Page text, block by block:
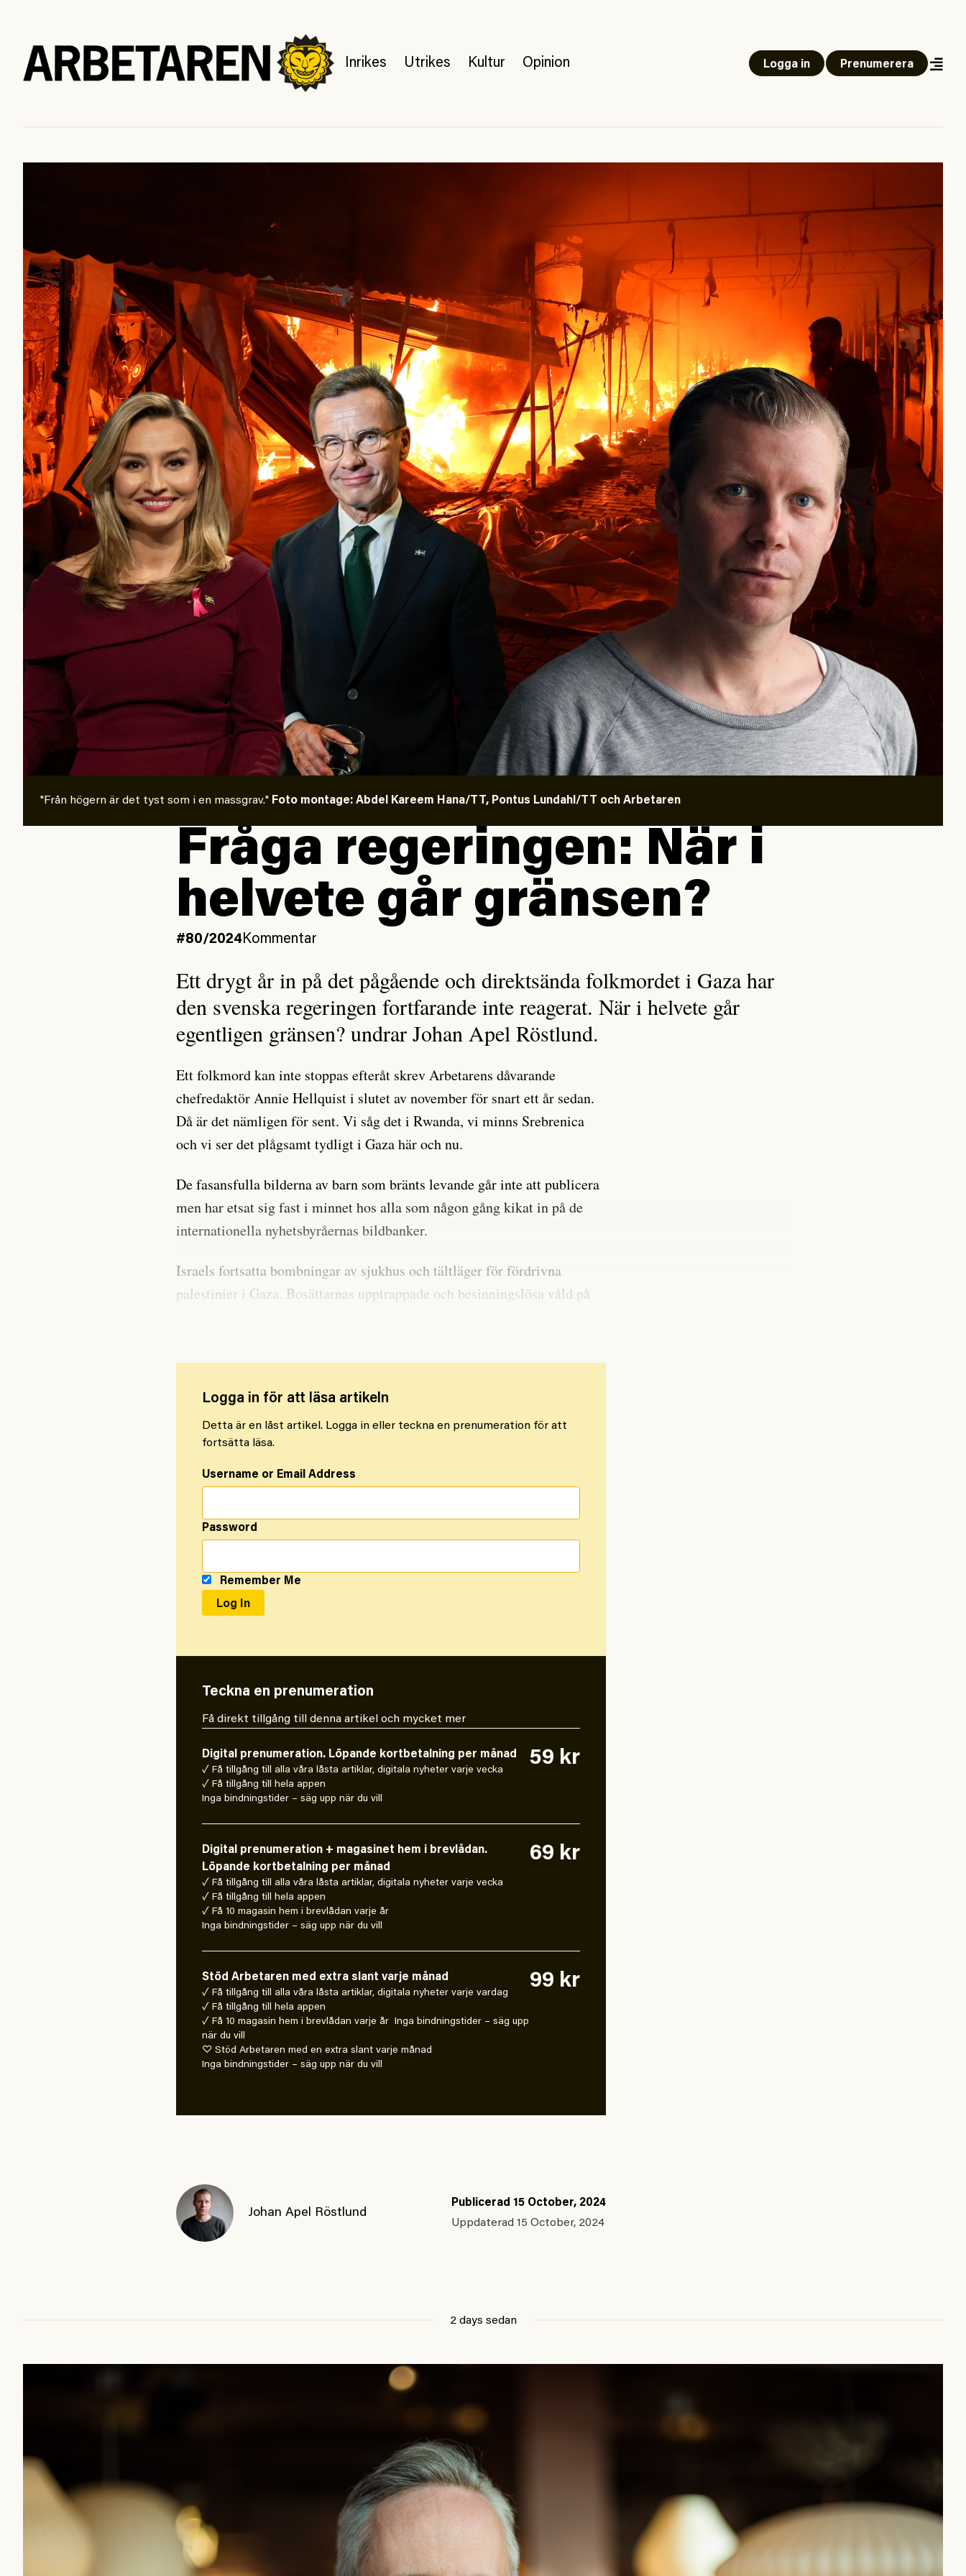
Inrikes Utrikes Kultur Opinion Logga in Prenumerera
"Från högern är det tyst som i en massgrav." Foto montage: Abdel Kareem Hana/TT, Pontus Lundahl/TT och Arbetaren
Fråga regeringen: När i
helvete går gränsen?
#80/2024Kommentar
Ett drygt år in på det pågående och direktsända folkmordet i Gaza har
den svenska regeringen fortfarande inte reagerat. När i helvete går
egentligen gränsen? undrar Johan Apel Röstlund.
Ett folkmord kan inte stoppas efteråt skrev Arbetarens dåvarande
chefredaktör Annie Hellquist i slutet av november för snart ett år sedan.
Då är det nämligen för sent. Vi såg det i Rwanda, vi minns Srebrenica
och vi ser det plågsamt tydligt i Gaza här och nu.
De fasansfulla bilderna av barn som bränts levande går inte att publicera
men har etsat sig fast i minnet hos alla som någon gång kikat in på de
internationella nyhetsbyråernas bildbanker.
Israels fortsatta bombningar av sjukhus och tältläger för fördrivna
palestinier i Gaza. Bosättarnas upptrappade och besinningslösa våld på
Logga in för att läsa artikeln
Detta är en låst artikel. Logga in eller teckna en prenumeration för att
fortsätta läsa.
Username or Email Address
Password
Remember Me
Teckna en prenumeration
Få direkt tillgång till denna artikel och mycket mer
Digital prenumeration. Löpande kortbetalning per månad
✓ Få tillgång till alla våra låsta artiklar, digitala nyheter varje vecka
✓ Få tillgång till hela appen
Inga bindningstider – säg upp när du vill
59 kr
Digital prenumeration + magasinet hem i brevlådan.
Löpande kortbetalning per månad
✓ Få tillgång till alla våra låsta artiklar, digitala nyheter varje vecka
✓ Få tillgång till hela appen
✓ Få 10 magasin hem i brevlådan varje år
Inga bindningstider – säg upp när du vill
69 kr
Stöd Arbetaren med extra slant varje månad
✓ Få tillgång till alla våra låsta artiklar, digitala nyheter varje vardag
✓ Få tillgång till hela appen
✓ Få 10 magasin hem i brevlådan varje år Inga bindningstider – säg upp
när du vill
♡ Stöd Arbetaren med en extra slant varje månad
Inga bindningstider – säg upp när du vill
99 kr
Johan Apel Röstlund
Publicerad 15 October, 2024
Uppdaterad 15 October, 2024
2 days sedan